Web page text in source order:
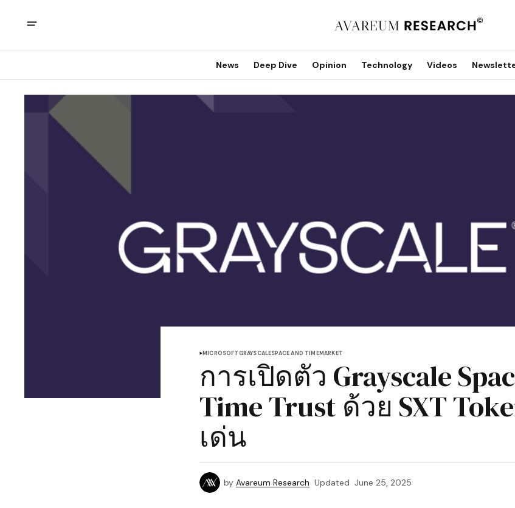
News Deep Dive Opinion Technology Videos
MICROSOFTGRAYSCALESPACE AND TIMEMARKET
การเปิดตัว Grayscale
Time Trust ด้วย SXT
เด่น
by Avareum Research Updated June 25, 2025